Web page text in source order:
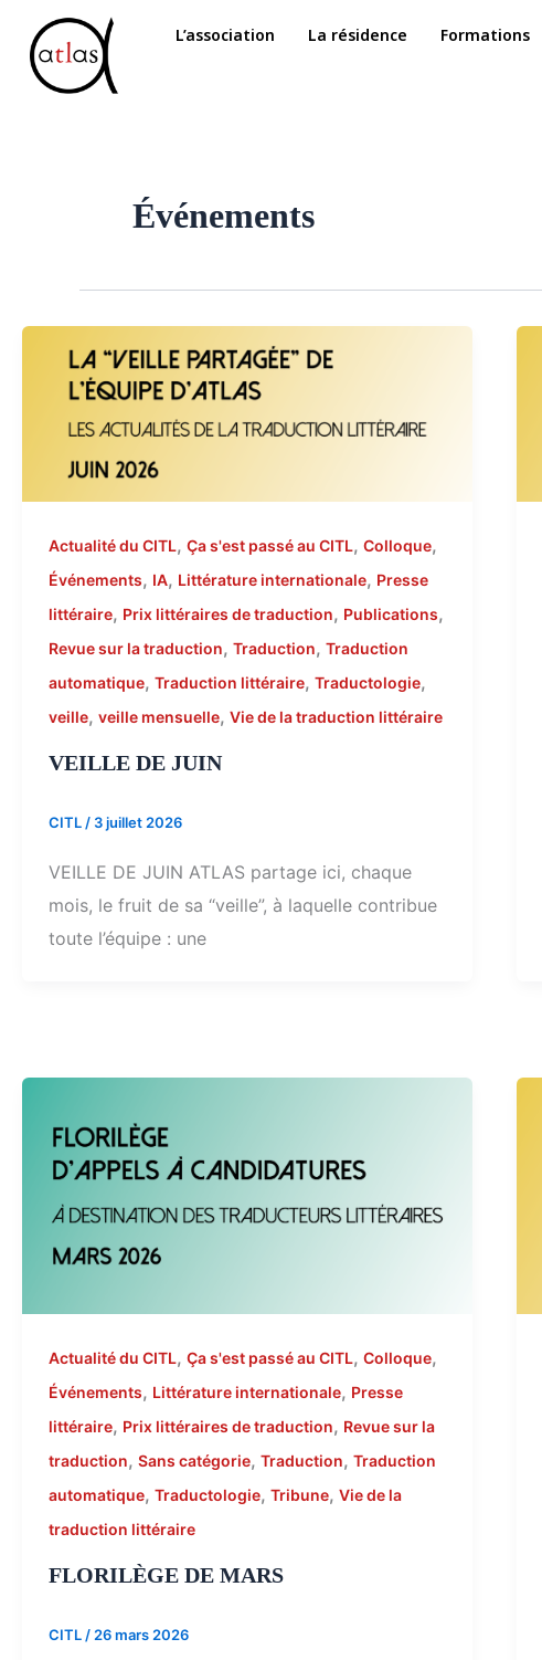
contenu
L’association La résidence Formations
Événements
Actualité du CITL, Ça s'est passé au CITL, Colloque,
Événements, IA, Littérature internationale, Presse
littéraire, Prix littéraires de traduction, Publications,
Revue sur la traduction, Traduction, Traduction
automatique, Traduction littéraire, Traductologie,
veille, veille mensuelle, Vie de la traduction littéraire
VEILLE DE JUIN
CITL / 3 juillet 2026
VEILLE DE JUIN ATLAS partage ici, chaque
mois, le fruit de sa “veille”, à laquelle contribue
toute l’équipe : une
Actualité du CITL, Ça s'est passé au CITL, Colloque,
Événements, Littérature internationale, Presse
littéraire, Prix littéraires de traduction, Revue sur la
traduction, Sans catégorie, Traduction, Traduction
automatique, Traductologie, Tribune, Vie de la
traduction littéraire
FLORILÈGE DE MARS
CITL / 26 mars 2026